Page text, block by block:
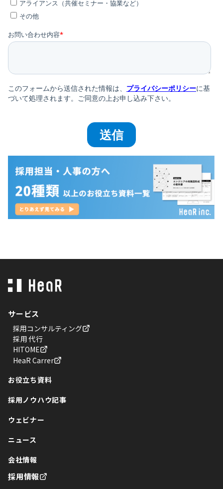
サービス
採用コンサルティング
採用代行
HITOME
HeaR Carrer
お役立ち資料
採用ノウハウ記事
ウェビナー
ニュース
会社情報
採用情報